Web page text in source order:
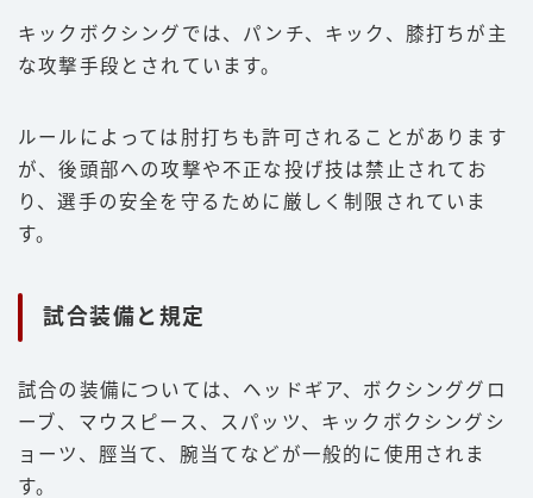
キックボクシングでは、パンチ、キック、膝打ちが主
な攻撃手段とされています。
ルールによっては肘打ちも許可されることがあります
が、後頭部への攻撃や不正な投げ技は禁止されてお
り、選手の安全を守るために厳しく制限されていま
す。
試合装備と規定
試合の装備については、ヘッドギア、ボクシンググロ
ーブ、マウスピース、スパッツ、キックボクシングシ
ョーツ、脛当て、腕当てなどが一般的に使用されま
す。